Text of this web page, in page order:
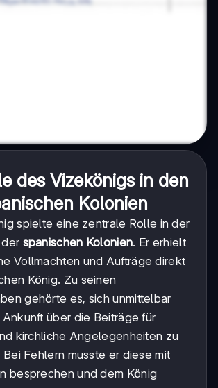
des Vizekönigs in den
Kolonien
spielte eine zentrale Rolle in der
spanischen Kolonien. Er erhielt
Vollmachten und Aufträge direkt
König. Zu seinen
gehörte es, sich unmittelbar
über die Beiträge für
kirchliche Angelegenheiten zu
Bei Fehlern musste er diese mit
besprechen und dem König